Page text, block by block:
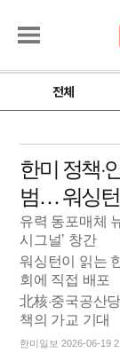
전체
한미 정책·
범… 워싱
유력 동포매체
시그널’ 창간
워싱턴이 읽는
회에 직접 배포
北核·중국공산
책의 가교 기대
한미일보 2026-06-19